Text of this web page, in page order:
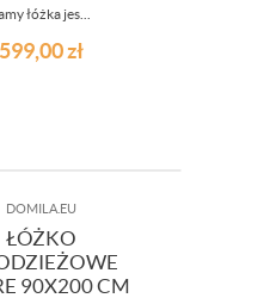
łóżka jes...
599,00zł
DOMILA.EU
ŁÓŻKO
90X200 CM